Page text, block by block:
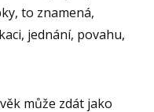
to znamená,
jednání, povahu,
může zdát jako